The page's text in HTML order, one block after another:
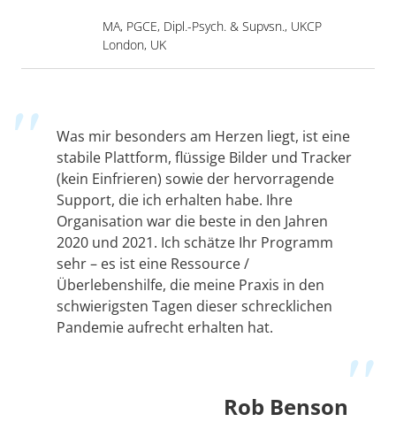
MA, PGCE, Dipl.-Psych. & Supvsn., UKCP
London, UK
Rob Benson
Was mir besonders am Herzen liegt, ist eine
stabile Plattform, flüssige Bilder und Tracker
(kein Einfrieren) sowie der hervorragende
Support, die ich erhalten habe. Ihre
Organisation war die beste in den Jahren
2020 und 2021. Ich schätze Ihr Programm
sehr – es ist eine Ressource /
Überlebenshilfe, die meine Praxis in den
schwierigsten Tagen dieser schrecklichen
Pandemie aufrecht erhalten hat.